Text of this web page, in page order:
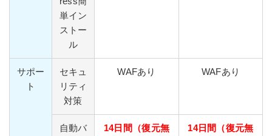
単イン
ストー
ル
サポー
ト
セキュ
リティ
対策
WAFあり WAFあり
自動バ
14日間（復元無
14日間（復元無